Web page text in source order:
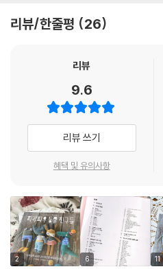
으로 완성할 수 있기 때문에 처음 코바
우 동물 친구들의 매력에 푹 빠지게 될
뜨개질 기호를 몰라도 OK
친절하면서도 간단하게 정리된 글 도
초보자도 완성도 있게 만들 수 있어요!
《피카파우 동물 친구들》은 코바늘뜨
재료 그리고 작품에 사용되는 뜨기법
을 통해 얼마든지 기본기를 다질 수 있
인형 만들기는 사슬뜨기, 짧은뜨기 같
루는 데다, 만드는 과정이 누구나 이해
되어 있어서 기호로 이뤄진 그림 도안
리뷰/한줄평 26
리뷰
9.6
리뷰 쓰기
혜택 및 유의사항
2 6 11